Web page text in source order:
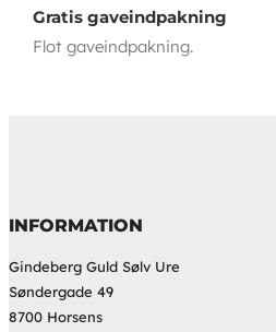
Gratis gaveindpakning
Flot gaveindpakning.
INFORMATION
Gindeberg Guld Sølv Ure
Søndergade 49
8700 Horsens